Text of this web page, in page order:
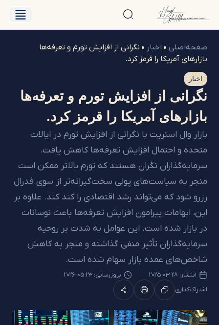
صفحه‌اصلی»اخبار»نگرانی از افزایش تورم و تعرفه‌ها
بازارهای آمریکا را قرمز کرد.
اخبار
نگرانی از افزایش تورم و تعرفه‌ها
بازارهای آمریکا را قرمز کرد.
بازار وال استریت با نگرانی از افزایش تورم در ایالات
متحده و احتمال افزایش تعرفه‌ها کاهش یافت.
سرمایه‌گذاران نگران هستند که تورم بالاتر ممکن است
منجر به سیاست‌های پولی سخت‌گیرانه‌تر از سوی فدرال
رزرو شود که می‌تواند رشد اقتصادی را کند کند. علاوه بر
این، ابهامات پیرامون افزایش تعرفه‌ها باعث نوسانات
در بازار شده است. این عوامل به شدت بر روحیه
سرمایه‌گذاران تأثیر منفی گذاشته و منجر به کاهش
شاخص‌های عمده بازار سهام شده است.
انتشار:28-03-2025
بروزرسانی: 23-05-2026
اشتراک‌گذاری